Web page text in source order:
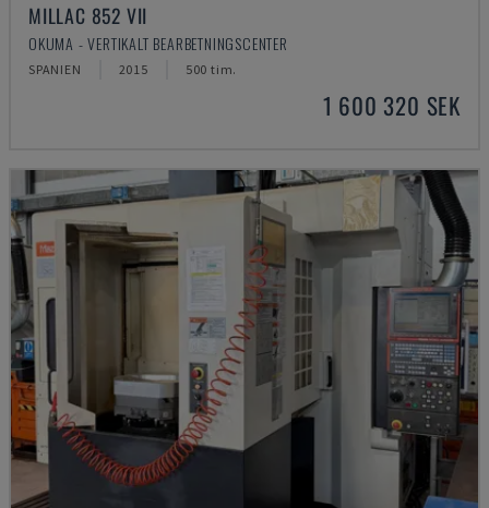
MILLAC 852 VII
OKUMA - VERTIKALT BEARBETNINGSCENTER
SPANIEN 2015 500 tim.
1 600 320 SEK